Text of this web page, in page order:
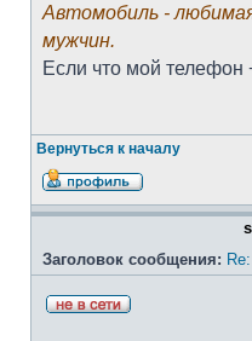
Автомобиль -
мужчин.
Если что мой телефон
Вернуться к началу
Заголовок сообщения: